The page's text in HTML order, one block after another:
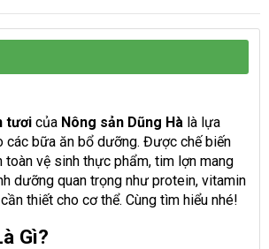
tươi của Nông sản Dũng Hà là lựa
các bữa ăn bổ dưỡng. Được chế biến
toàn vệ sinh thực phẩm, tim lợn mang
dưỡng quan trọng như protein, vitamin
thiết cho cơ thể. Cùng tìm hiểu nhé!
Gì?